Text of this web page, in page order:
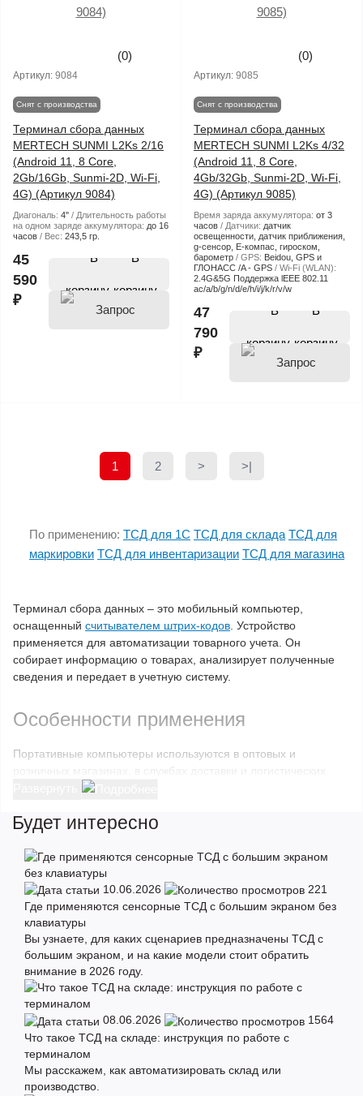
(0)
Артикул: 9084
Снят с производства
Терминал сбора данных
MERTECH SUNMI L2Ks 2/16
(Android 11, 8 Core,
2Gb/16Gb, Sunmi-2D, Wi-Fi,
4G) (Артикул 9084)
Диагональ: 4''
Длительность работы
на одном заряде аккумулятора: до 16
часов
Вес: 243,5 гр.
45
590
₽
В
корзину
(0)
Артикул: 9085
Снят с производства
Терминал сбора данных
MERTECH SUNMI L2Ks 4/32
(Android 11, 8 Core,
4Gb/32Gb, Sunmi-2D, Wi-Fi,
4G) (Артикул 9085)
Время заряда аккумулятора: от 3
часов
Датчики: датчик
освещенности, датчик приближения,
g-сенсор, Е-компас, гироском,
барометр
GPS: Beidou, GPS и
ГЛОНАСС /A - GPS
Wi-Fi (WLAN):
2.4G&5G Поддержка lEEE 802.11
ac/a/b/g/n/d/e/h/i/j/k/r/v/w
47
790
₽
В
корзину
1
2 > >|
По применению: ТСД для 1С ТСД для склада ТСД для
маркировки ТСД для инвентаризации ТСД для магазина
Терминал сбора данных – это мобильный компьютер,
оснащенный считывателем штрих-кодов . Устройство
применяется для автоматизации товарного учета. Он
собирает информацию о товарах, анализирует полученные
сведения и передает в учетную систему.
Особенности применения
Портативные компьютеры используются в оптовых и
розничных магазинах, в службах доставки и логистических
компаниях. Они ускоряют товарный учет в 5 раз, исключая
ТСД выполняют следующие функции:
Идентификация товара по считанному штрих-коду.
Проведениеинвентаризации на складе.
Сортировка информации по указанным критериям.
Анализ и систематизация полученных сведений.
Проверка наличия товара и места его хранения.
Ведение статистики по торговым операциям.
Синхронизация с рабочей станцией или POS системой
проводится по беспроводному соединению. Прибор можно
синхронизировать с 1С
операций.
Будет интересно
10.06.2026
221
Где применяются сенсорные ТСД с большим экраном без
клавиатуры
Вы узнаете, для каких сценариев предназначены ТСД с
большим экраном, и на какие модели стоит обратить
внимание в 2026 году.
08.06.2026
1564
Что такое ТСД на складе: инструкция по работе с
терминалом
Мы расскажем, как автоматизировать склад или
производство.